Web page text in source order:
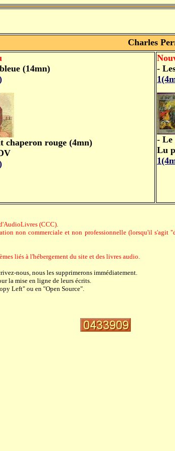
Charles
(14mn)
chaperon rouge (4mn)
-
- Le
Lu
(CCC).
non commerciale et non professionnelle (lorsqu'il s'agit
liés à l'hébergement du site et des livres audio.
nous, nous les supprimerons immédiatement.
la mise en ligne de leurs écrits.
Left" ou en "Open Source".